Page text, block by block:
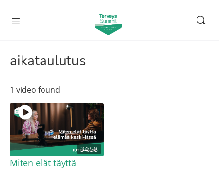
aikataulutus
1 video found
34:58
Miten elät täyttä